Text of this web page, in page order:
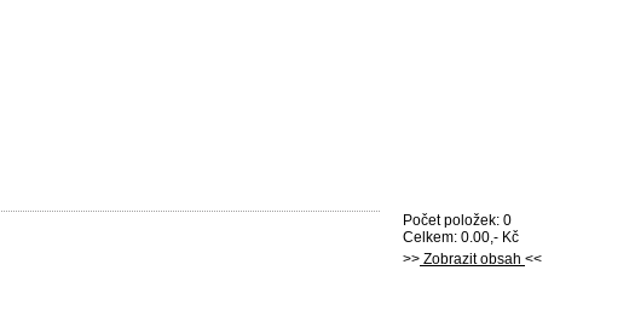
Počet položek: 0
Celkem: 0.00,- Kč
>> Zobrazit obsah <<